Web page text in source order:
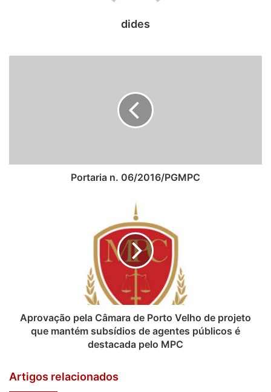
referida resolução, também representa o compromisso
Ministério Público de Contas, que tem, com missão
institucional, a guarda da lei e a defesa da fazenda pública.
dides
Portaria n. 06/2016/PGMPC
Aprovação pela Câmara de Porto Velho de projeto
que mantém subsídios de agentes públicos é
destacada pelo MPC
Artigos relacionados